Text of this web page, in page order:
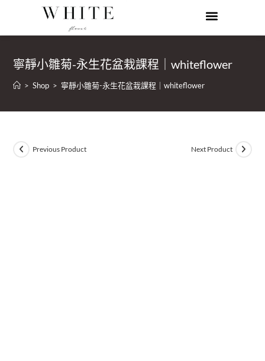
寧靜小雛菊-永生花盆栽課程｜whiteflower
> Shop > 寧靜小雛菊-永生花盆栽課程｜whiteflower
Previous Product Next Product